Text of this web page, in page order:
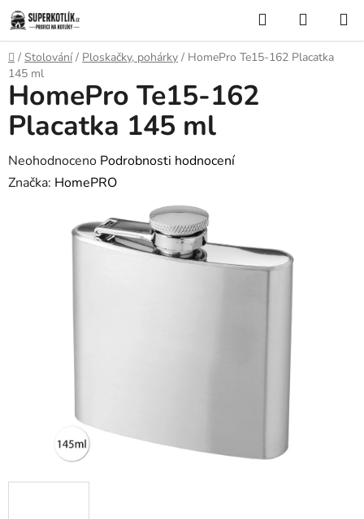
Přejít
na
obsah
Hledat
KOŠÍK
Domů
/ Stolování / Ploskačky, pohárky / HomePro Te15-162 Placatka
145 ml
HomePro Te15-162
Placatka 145 ml
Průměrné
hodnocení
Neohodnoceno Podrobnosti hodnocení
Značka: HomePRO